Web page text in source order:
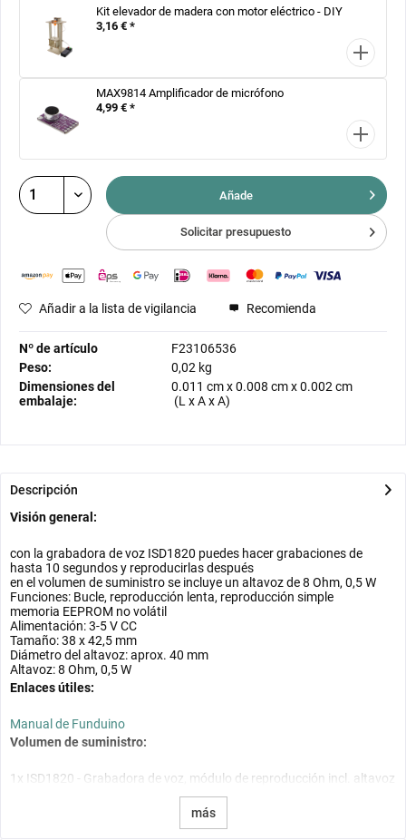
Kit elevador de madera con motor eléctrico - DIY
3,16 € *
MAX9814 Amplificador de micrófono
4,99 € *
Añade
Solicitar presupuesto
Añadir a la lista de vigilancia Recomienda
Nº de artículo
F23106536
Peso:
0,02 kg
Dimensiones del
embalaje:
0.011 cmx0.008 cmx0.002 cm
(L x A x A)
Descripción
Visión general:
con la grabadora de voz ISD1820 puedes hacer grabaciones de
hasta 10 segundos y reproducirlas después
en el volumen de suministro se incluye un altavoz de 8 Ohm, 0,5 W
Funciones: Bucle, reproducción lenta, reproducción simple
memoria EEPROM no volátil
Alimentación: 3-5 V CC
Tamaño: 38 x 42,5 mm
Diámetro del altavoz: aprox. 40 mm
Altavoz: 8 Ohm, 0,5 W
Enlaces útiles:
Manual de Funduino
Volumen de suministro:
1x ISD1820 - Grabadora de voz, módulo de reproducción incl. altavoz
más